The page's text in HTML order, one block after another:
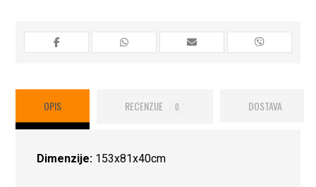
OPIS RECENZIJE 0 DOSTAVA
Dimenzije: 153x81x40cm